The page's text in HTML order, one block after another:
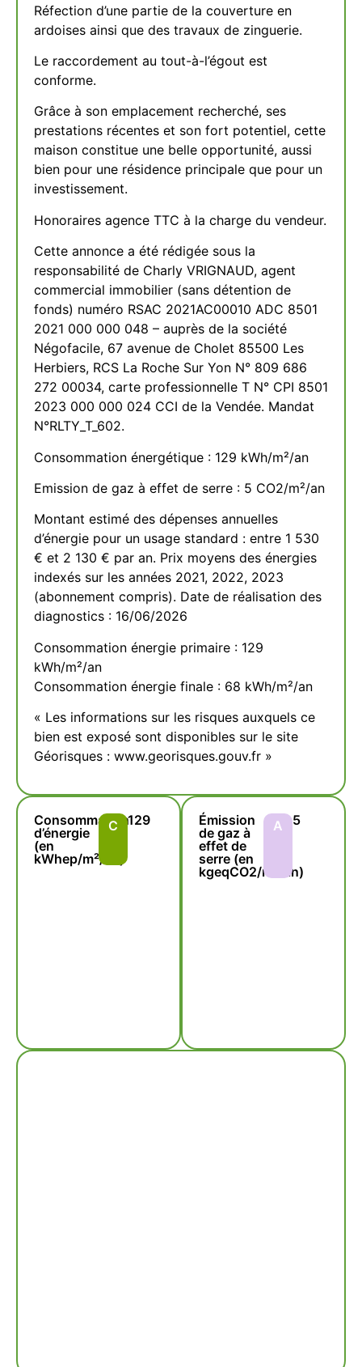
Réfection d’une partie de la couverture en
ardoises ainsi que des travaux de zinguerie.
Le raccordement au tout-à-l’égout est
conforme.
Grâce à son emplacement recherché, ses
prestations récentes et son fort potentiel, cette
maison constitue une belle opportunité, aussi
bien pour une résidence principale que pour un
investissement.
Honoraires agence TTC à la charge du vendeur.
Cette annonce a été rédigée sous la
responsabilité de Charly VRIGNAUD, agent
commercial immobilier (sans détention de
fonds) numéro RSAC 2021AC00010 ADC 8501
2021 000 000 048 – auprès de la société
Négofacile, 67 avenue de Cholet 85500 Les
Herbiers, RCS La Roche Sur Yon N° 809 686
272 00034, carte professionnelle T N° CPI 8501
2023 000 000 024 CCI de la Vendée. Mandat
N°RLTY_T_602.
Consommation énergétique : 129 kWh/m²/an
Emission de gaz à effet de serre : 5 CO2/m²/an
Montant estimé des dépenses annuelles
d’énergie pour un usage standard : entre 1 530
€ et 2 130 € par an. Prix moyens des énergies
indexés sur les années 2021, 2022, 2023
(abonnement compris). Date de réalisation des
diagnostics : 16/06/2026
Consommation énergie primaire : 129
kWh/m²/an
Consommation énergie finale : 68 kWh/m²/an
« Les informations sur les risques auxquels ce
bien est exposé sont disponibles sur le site
Géorisques : www.georisques.gouv.fr »
Consommation
d’énergie
(en
kWhep/m²/an)
C 129
Émission
de gaz à
effet de
serre (en
kgeqCO2/m²/an)
A 5